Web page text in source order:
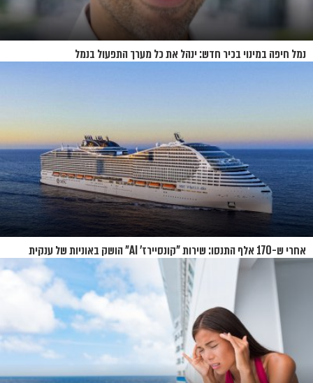
נמל חיפה במינוי בכיר חדש: ינהל את כל מערך התפעול בנמל
אחרי ש-170 אלף התנסו: שירות "קונסיירז' AI" הושק באוניות של ענקית
הקרוזים